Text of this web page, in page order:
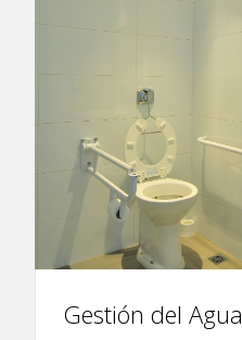
Gestión del Agua